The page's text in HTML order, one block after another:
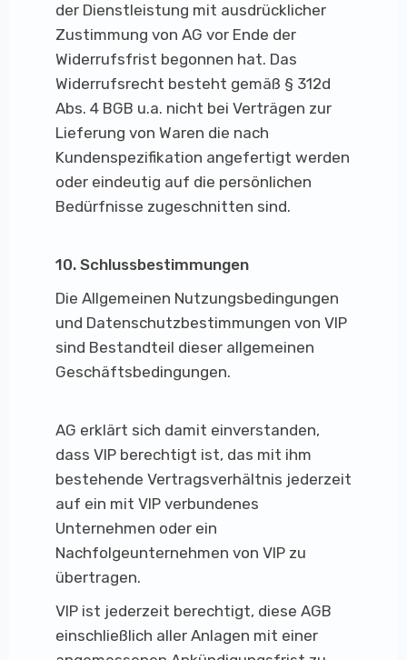
der Dienstleistung mit ausdrücklicher
Zustimmung von AG vor Ende der
Widerrufsfrist begonnen hat. Das
Widerrufsrecht besteht gemäß § 312d
Abs. 4 BGB u.a. nicht bei Verträgen zur
Lieferung von Waren die nach
Kundenspezifikation angefertigt werden
oder eindeutig auf die persönlichen
Bedürfnisse zugeschnitten sind.
10. Schlussbestimmungen
Die Allgemeinen Nutzungsbedingungen
und Datenschutzbestimmungen von VIP
sind Bestandteil dieser allgemeinen
Geschäftsbedingungen.
AG erklärt sich damit einverstanden,
dass VIP berechtigt ist, das mit ihm
bestehende Vertragsverhältnis jederzeit
auf ein mit VIP verbundenes
Unternehmen oder ein
Nachfolgeunternehmen von VIP zu
übertragen.
VIP ist jederzeit berechtigt, diese AGB
einschließlich aller Anlagen mit einer